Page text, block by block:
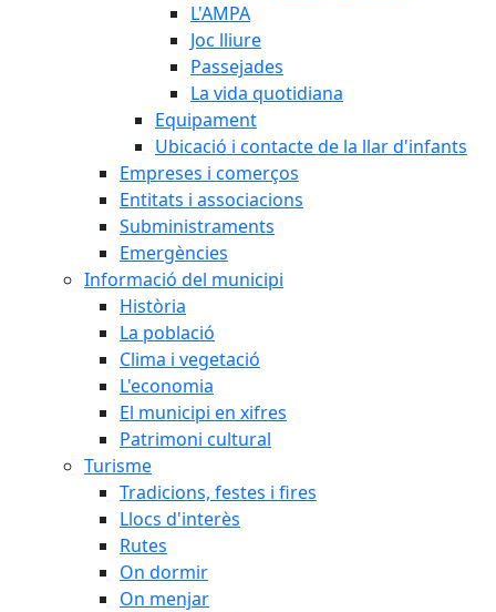
L'AMPA
Joc lliure
Passejades
La vida quotidiana
Equipament
Ubicació i contacte de la llar d'infants
Empreses i comerços
Entitats i associacions
Subministraments
Emergències
Informació del municipi
Història
La població
Clima i vegetació
L'economia
El municipi en xifres
Patrimoni cultural
Turisme
Tradicions, festes i fires
Llocs d'interès
Rutes
On dormir
On menjar